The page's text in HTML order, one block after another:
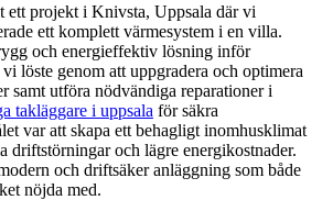
ett projekt i Knivsta, Uppsala där vi
ett komplett värmesystem i en villa.
och energieffektiv lösning inför
löste genom att uppgradera och optimera
samt utföra nödvändiga reparationer i
takläggare i uppsala för säkra
var att skapa ett behagligt inomhusklimat
driftstörningar och lägre energikostnader.
och driftsäker anläggning som både
nöjda med.